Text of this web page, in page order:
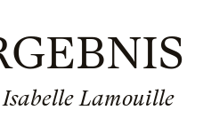
Lamouille